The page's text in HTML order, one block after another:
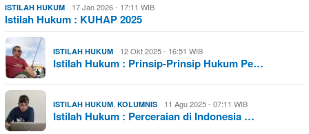
ISTILAH HUKUM 17 Jan 2026 - 17:11 WIB
Istilah Hukum : KUHAP 2025
ISTILAH HUKUM 12 Okt 2025 - 16:51 WIB
Istilah Hukum : Prinsip-Prinsip Hukum Pe…
ISTILAH HUKUM, KOLUMNIS 11 Agu 2025 - 07:11 WIB
Istilah Hukum : Perceraian di Indonesia …